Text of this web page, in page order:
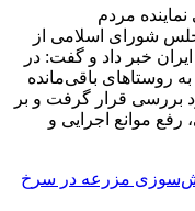
نماینده مردم
شورای اسلامی از
خبر داد و گفت: در
روستاهای باقی‌مانده
بررسی قرار گرفت و بر
رفع موانع اجرایی و